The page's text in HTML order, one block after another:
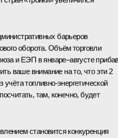
барьеров
оборота. Объём торговли
и ЕЭП в январе–августе
ваше внимание на то, что эти 2
топливно-энергетической
там, конечно, будет
становится конкуренция